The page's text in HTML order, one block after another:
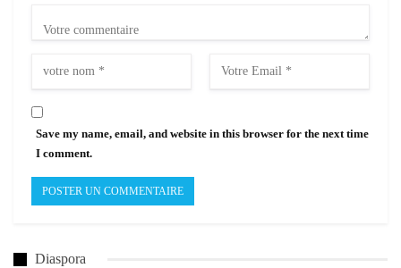
Save my name, email, and website in this browser for the next time
I comment.
Diaspora